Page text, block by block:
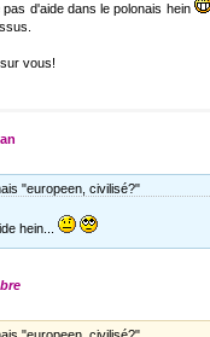
d'aide dans le polonais hein
vous!
"europeen, civilisé?"
hein...